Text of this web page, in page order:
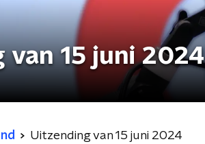
van 15 juni 2024
Uitzending van 15 juni 2024